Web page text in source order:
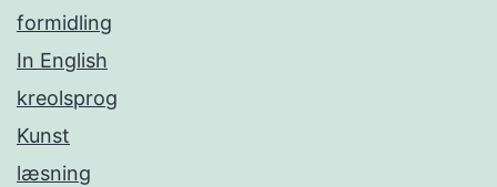
formidling
In English
kreolsprog
Kunst
læsning